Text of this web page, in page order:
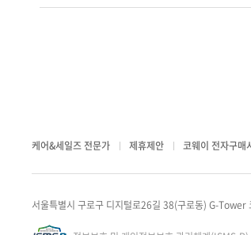
케어&세일즈 전문가 제휴제안 코웨이 전자구매
서울특별시 구로구 디지털로26길 38(구로동) G-